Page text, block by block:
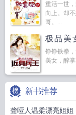
重活一世
向上。却
哥。...
极品美
铮铮铁拳
美女，醉
新书推荐
聋哑人温柔漂亮姐姐